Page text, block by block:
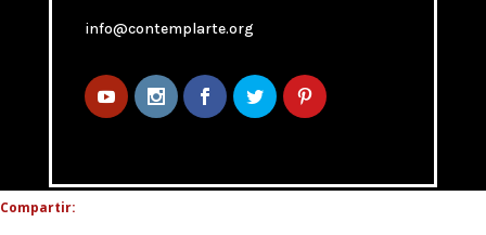
info@contemplarte.org
Compartir: